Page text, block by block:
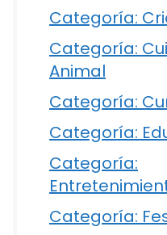
Categoría:
Categoría:
Animal
Categoría:
Categoría:
Categoría:
Categoría: